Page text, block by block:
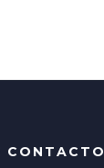
CONTACTO